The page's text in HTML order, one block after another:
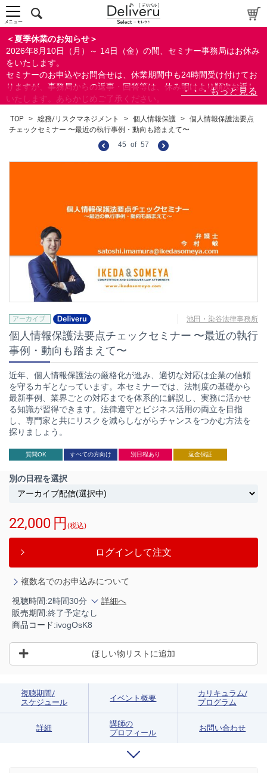
＜夏季休業のお知らせ＞
2026年8月10日（月）～ 14日（金）の間、セミナー事務局はお休み
をいたします。
セミナーのお申込やお問合せは、休業期間中も24時間受け付けてお
りますが、事務局からの返事・回答等は、休み明けより順次お返し
いたします。あらかじめご了承ください。
ができます。
メニュー
TOP > 総務/リスクマネジメント > 個人情報保護 > 個人情報保護法要点
チェックセミナー 〜最近の執行事例・動向も踏まえて〜
45 of 57
池田・染谷法律事務所
個人情報保護法要点チェックセミナー 〜最近の執行
事例・動向も踏まえて〜
近年、個人情報保護法の厳格化が進み、適切な対応は企業の信頼
を守るカギとなっています。本セミナーでは、法制度の基礎から
最新事例、業界ごとの対応までを体系的に解説し、実務に活かせ
る知識が習得できます。法律遵守とビジネス活用の両立を目指
し、専門家と共にリスクを減らしながらチャンスをつかむ方法を
探りましょう。
質問OK すべての方向け 別日程あり 返金保証
別の日程を選択
22,000 円 (税込)
ログインして注文
複数名でのお申込みについて
視聴時間:2時間30分
詳細へ
販売期間:終了予定なし
商品コード:ivogOsK8
ほしい物リストに追加
視聴期間/
スケジュール
イベント概要
カリキュラム/
プログラム
詳細
講師の
プロフィール
お問い合わせ